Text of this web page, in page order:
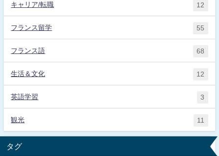
キャリア/転職 12
フランス留学 55
フランス語 68
生活＆文化 12
英語学習 3
観光 11
タグ